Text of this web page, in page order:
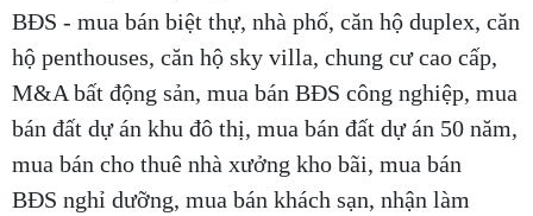
BĐS - mua bán biệt thự, nhà phố, căn hộ duplex, căn
hộ penthouses, căn hộ sky villa, chung cư cao cấp,
M&A bất động sản, mua bán BĐS công nghiệp, mua
bán đất dự án khu đô thị, mua bán đất dự án 50 năm,
mua bán cho thuê nhà xưởng kho bãi, mua bán
BĐS nghỉ dưỡng, mua bán khách sạn, nhận làm